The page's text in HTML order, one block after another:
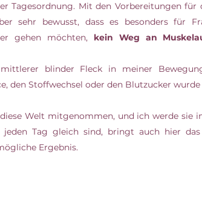
sehr bewusst, dass es besonders für
gehen möchten,
blinder Fleck in meiner
den Stoffwechsel oder den Blutzucker
Welt mitgenommen, und ich werde sie
Tag gleich sind, bringt auch hier das
Ergebnis.